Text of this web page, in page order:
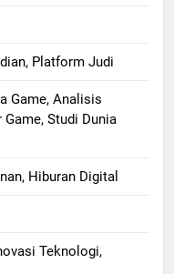
Platform Judi
Game, Analisis
Studi Dunia
Hiburan Digital
Teknologi,